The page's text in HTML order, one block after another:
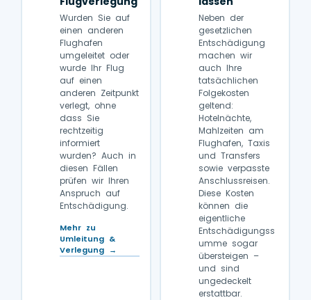
Wurden Sie auf
einen anderen
Flughafen
umgeleitet oder
wurde Ihr Flug
auf einen
anderen Zeitpunkt
verlegt, ohne
dass Sie
rechtzeitig
informiert
wurden? Auch in
diesen Fällen
prüfen wir Ihren
Anspruch auf
Entschädigung.
Mehr zu
Umleitung &
Verlegung →
Neben der
gesetzlichen
Entschädigung
machen wir
auch Ihre
tatsächlichen
Folgekosten
geltend:
Hotelnächte,
Mahlzeiten am
Flughafen, Taxis
und Transfers
sowie verpasste
Anschlussreisen.
Diese Kosten
können die
eigentliche
Entschädigungss
umme sogar
übersteigen –
und sind
ungedeckelt
erstattbar.